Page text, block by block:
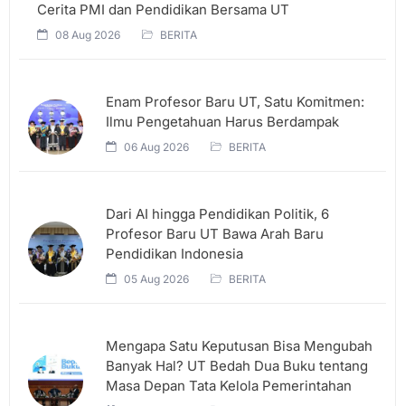
Cerita PMI dan Pendidikan Bersama UT
08 Aug 2026 BERITA
Enam Profesor Baru UT, Satu Komitmen:
Ilmu Pengetahuan Harus Berdampak
06 Aug 2026 BERITA
Dari AI hingga Pendidikan Politik, 6
Profesor Baru UT Bawa Arah Baru
Pendidikan Indonesia
05 Aug 2026 BERITA
Mengapa Satu Keputusan Bisa Mengubah
Banyak Hal? UT Bedah Dua Buku tentang
Masa Depan Tata Kelola Pemerintahan